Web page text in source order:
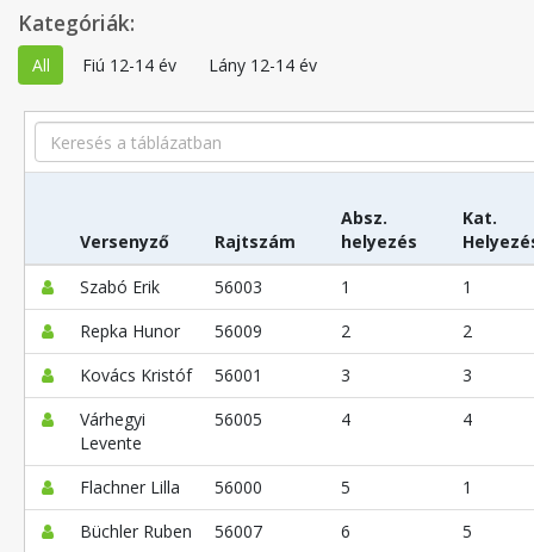
Kategóriák:
All Fiú 12-14 év Lány 12-14 év
Search
Versenyző Rajtszám
Absz.
helyezés
Kat.
Szabó Erik
56003 1
1
Repka Hunor
56009 2
2
Kovács Kristóf
56001 3
3
Várhegyi
Levente
56005 4 4
Flachner Lilla 56000 5
1
Büchler Ruben
56007 6
5